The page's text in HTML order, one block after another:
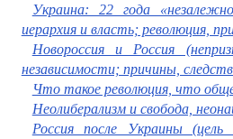
Украина: 22 года
иерархия и власть; революция,
Новороссия и Россия
независимости; причины,
Что такое революция, что
Неолиберализм и свобода,
Россия после Украины (цель